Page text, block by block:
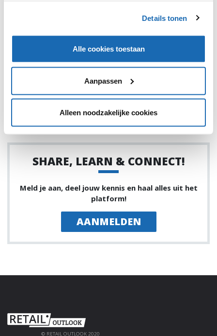
Details tonen
Alle cookies toestaan
Aanpassen
Alleen noodzakelijke cookies
Hoogvliet wil het personeel van het Alrijne Ziekenhuis
Leiderdorp ontzorgen door hen een zelf samen te stellen
boodschappenbox aan te bieden. Hiermee is het personeel
van genoeg ingrediënten voorzien voor minstens drie
1
SHARE, LEARN & CONNECT!
Meld je aan, deel jouw kennis en haal alles uit het
platform!
AANMELDEN
© RETAIL OUTLOOK 2020